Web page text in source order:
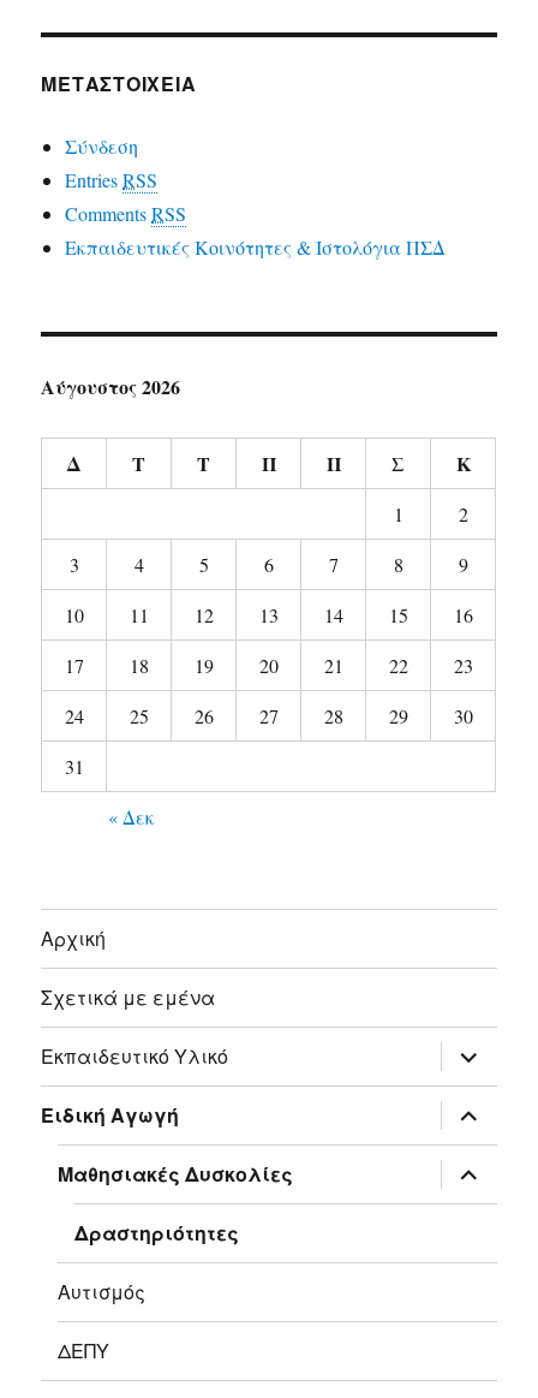
ΜΕΤΑΣΤΟΙΧΕΙΑ
Σύνδεση
EntriesRSS
CommentsRSS
Εκπαιδευτικές Κοινότητες & Ιστολόγια ΠΣΔ
Αύγουστος 2026
Δ Τ Τ Π Π Σ Κ
1
2
3
4 5 6 7 8
9
10
11 12 13 14 15
16
17
18 19 20 21 22
23
24
25 26 27 28 29
30
31
« Δεκ
Αρχική
Σχετικά με εμένα
Εκπαιδευτικό Υλικό του
μενού
Ειδική Αγωγή του
μενού
Μαθησιακές Δυσκολίες του
μενού
Δραστηριότητες
Αυτισμός
ΔΕΠΥ